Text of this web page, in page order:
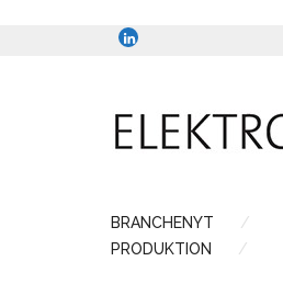
BRANCHENYT
PRODUKTION